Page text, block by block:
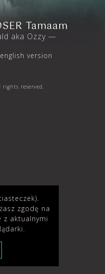
Tamaam
aka Ozzy —
english version
rights reserved.
zgodę na
z aktualnymi